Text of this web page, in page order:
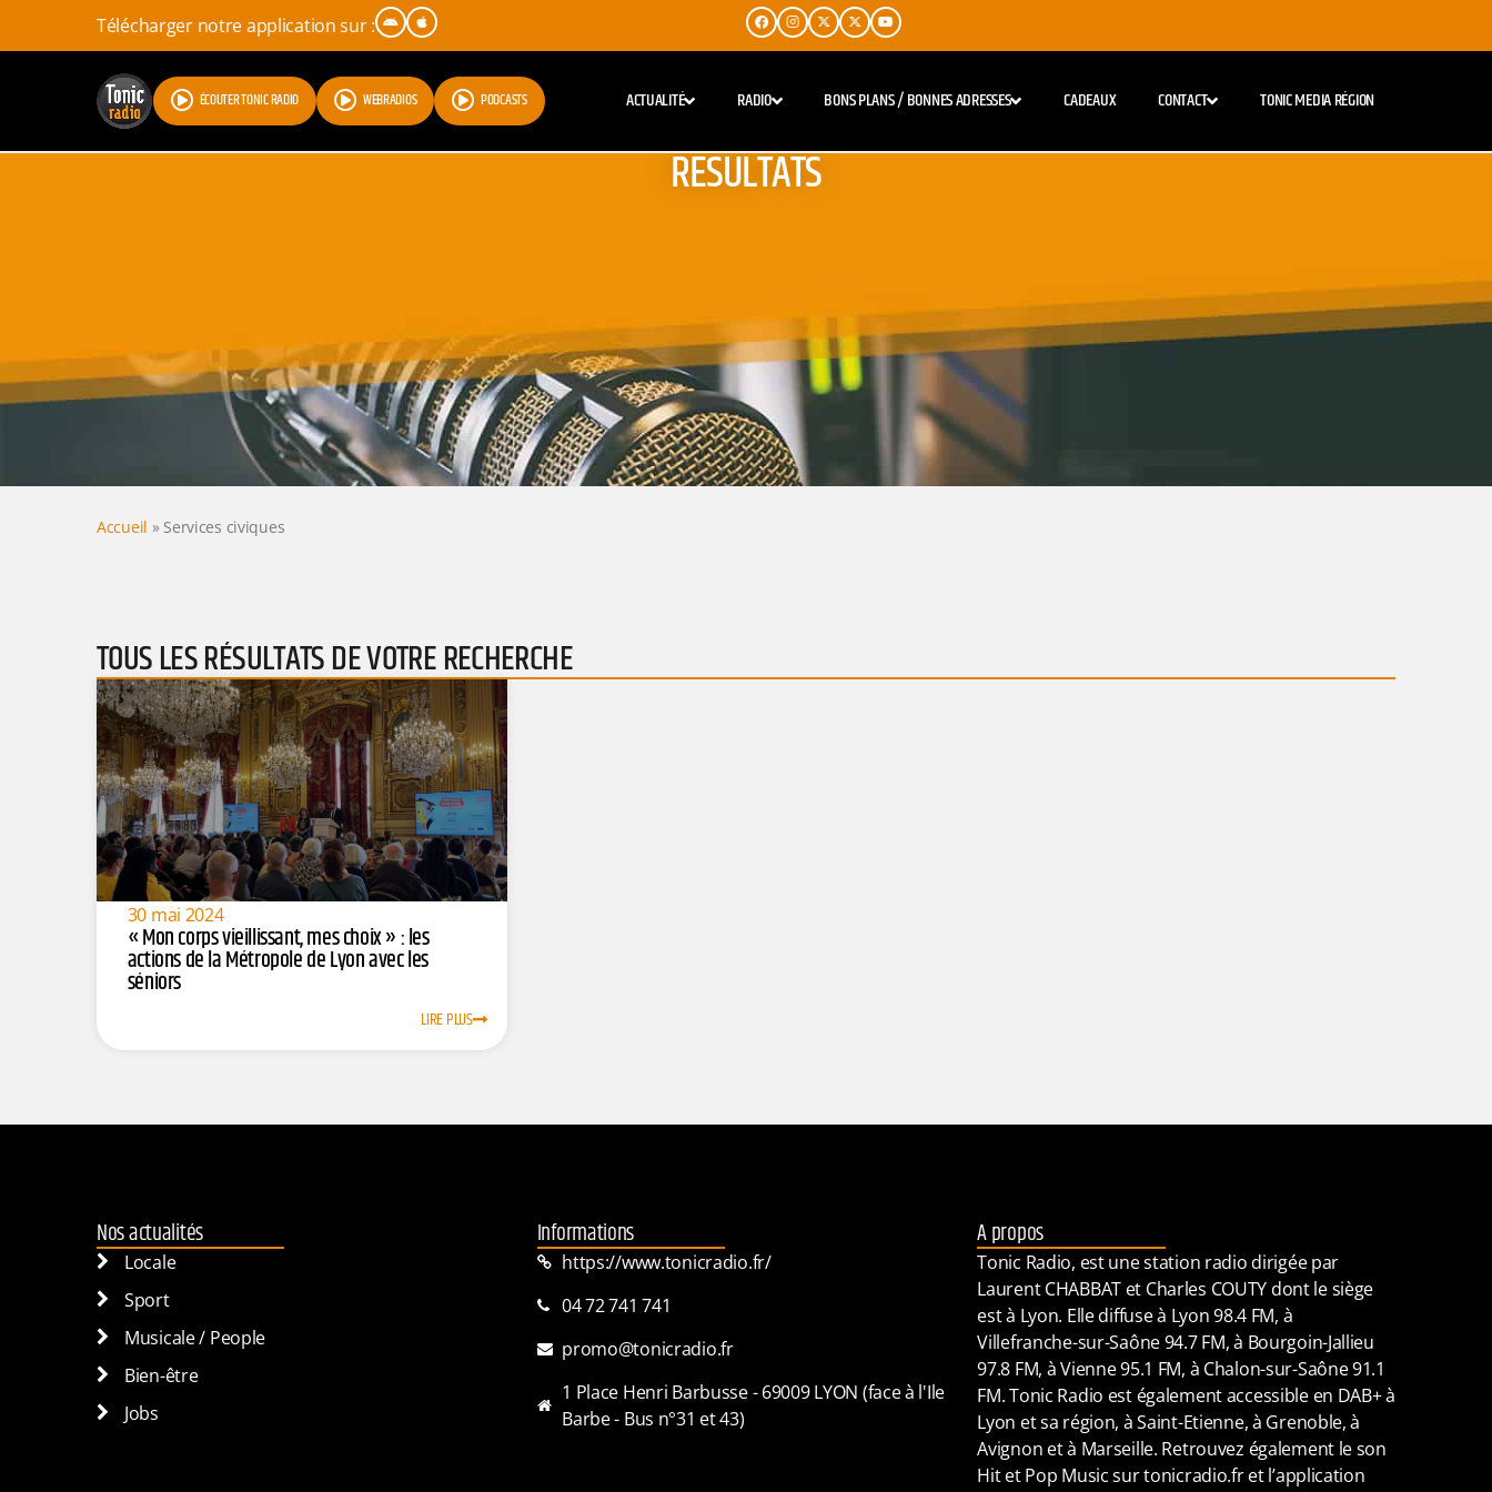
Télécharger notre application sur :
ÉCOUTER TONIC RADIO WEBRADIOS PODCASTS ACTUALITÉ RADIO BONS PLANS / BONNES ADRESSES CADEAUX CONTACT TONIC MEDIA RÉGION
RESULTATS
Accueil » Services civiques
TOUS LES RÉSULTATS DE VOTRE RECHERCHE
30 mai 2024
« Mon corps vieillissant, mes choix » : les
actions de la Métropole de Lyon avec les
séniors
LIRE PLUS
Nos actualités
Locale
Sport
Musicale / People
Bien-être
Jobs
Informations
https://www.tonicradio.fr/
04 72 741 741
promo@tonicradio.fr
1 Place Henri Barbusse - 69009 LYON (face à l'Ile
Barbe - Bus n°31 et 43)
A propos
Tonic Radio, est une station radio dirigée par
Laurent CHABBAT et Charles COUTY dont le siège
est à Lyon. Elle diffuse à Lyon 98.4 FM, à
Villefranche-sur-Saône 94.7 FM, à Bourgoin-Jallieu
97.8 FM, à Vienne 95.1 FM, à Chalon-sur-Saône 91.1
FM. Tonic Radio est également accessible en DAB+ à
Lyon et sa région, à Saint-Etienne, à Grenoble, à
Avignon et à Marseille. Retrouvez également le son
Hit et Pop Music sur tonicradio.fr et l’application